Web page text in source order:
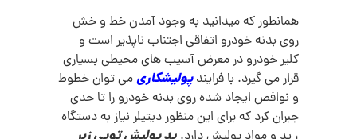
همانطور که میدانید به وجود آمدن خط و خش
روی بدنه خودرو اتفاقی اجتناب ناپذیر است و
کلیر خودرو در معرض آسیب های محیطی بسیاری
قرار می گیرد. با فرایندپولیشکاریمی توان خطوط
و نوافص ایجاد شده روی بدنه خودرو را تا حدی
جبران کرد که برای این منظور دیتیلر نیاز به دستگاه